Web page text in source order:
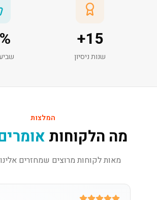
15
+
שנות ניסיון
%
המלצות
מה הלקוחות
מאות לקוחות מרוצים שמחזרים